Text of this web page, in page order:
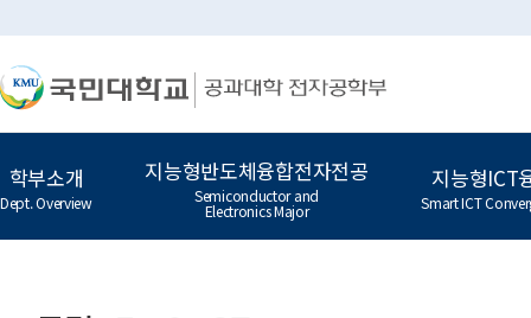
학부소개
Dept. Overview
지능형반도체융합전자전공
Semiconductor and
Electronics Major
지능형ICT
Smart ICT